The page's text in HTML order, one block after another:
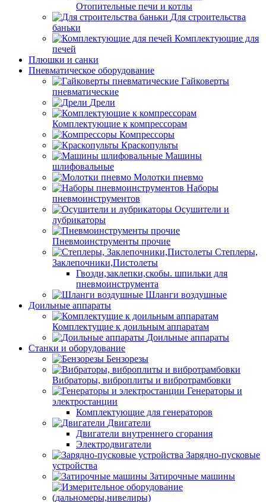
Отопительные печи и котлы
Для строительства
баньки
Комплектующие для
печей
Плюшки и санки
Пневматическое оборудование
Гайковерты
пневматические
Дрели
Комплектующие к компрессорам
Компрессоры
Краскопульты
Машины
шлифовальные
Молотки пневмо
Наборы
пневмоинструментов
Осушители и
лубрикаторы
Пневмоинструменты прочие
Степлеры,
Заклепочники,Пистолеты
Гвозди,заклепки,скобы. шпильки для
пневмоинструмента
Шланги воздушные
Доильные аппараты
Комплектущие к доильным аппаратам
Доильные аппараты
Станки и оборудование
Бензорезы
Вибраторы, виброплиты и вибротрамбовки
Генераторы и
электростанции
Комплектующие для генераторов
Двигатели
Двигатели внутреннего сгорания
Электродвигатели
Зарядно-пусковые
устройства
Затирочные машины